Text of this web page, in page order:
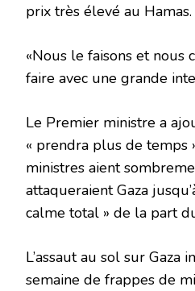
prix très élevé au Hamas.
«Nous le faisons et nous
faire avec une grande
Le Premier ministre a
« prendra plus de temps
ministres aient
attaqueraient Gaza
calme total » de la part
L’assaut au sol sur Gaza
semaine de frappes de